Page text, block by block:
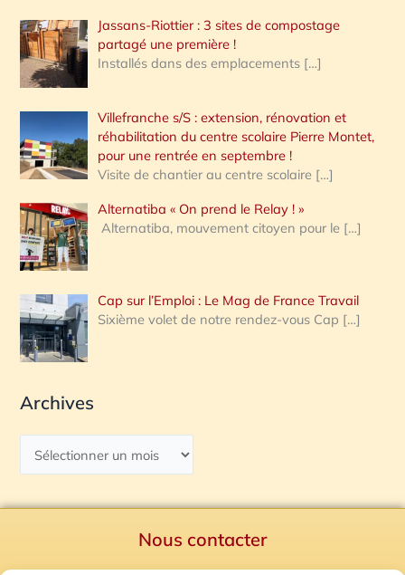
Jassans-Riottier : 3 sites de compostage
partagé une première !
Installés dans des emplacements […]
Villefranche s/S : extension, rénovation et
réhabilitation du centre scolaire Pierre Montet,
pour une rentrée en septembre !
Visite de chantier au centre scolaire […]
Alternatiba « On prend le Relay ! »
Alternatiba, mouvement citoyen pour le […]
Cap sur l’Emploi : Le Mag de France Travail
Sixième volet de notre rendez-vous Cap […]
Archives
Nous contacter